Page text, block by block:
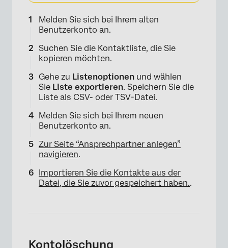
Melden Sie sich bei Ihrem alten
Benutzerkonto an.
Suchen Sie die Kontaktliste, die Sie
kopieren möchten.
Gehe zu Listenoptionen und wählen
Sie Liste exportieren. Speichern Sie die
Liste als CSV- oder TSV-Datei.
Melden Sie sich bei Ihrem neuen
Benutzerkonto an.
Zur Seite “Ansprechpartner anlegen”
navigieren.
Importieren Sie die Kontakte aus der
Datei, die Sie zuvor gespeichert haben..
Kontolöschung